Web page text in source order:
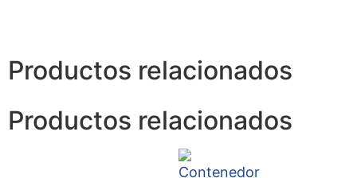
Productos relacionados
Productos relacionados